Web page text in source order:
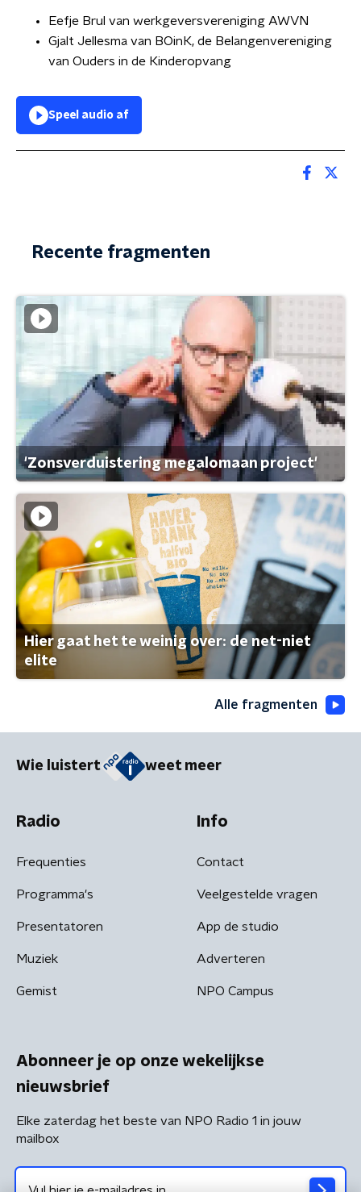
Eefje Brul van werkgeversvereniging AWVN
Gjalt Jellesma van BOinK, de Belangenvereniging
van Ouders in de Kinderopvang
Speel audio af
Recente fragmenten
'Zonsverduistering megalomaan project'
Hier gaat het te weinig over: de net-niet
elite
Alle fragmenten
Wie luistert weet meer
Radio
Frequenties
Programma's
Presentatoren
Muziek
Gemist
Info
Contact
Veelgestelde vragen
App de studio
Adverteren
NPO Campus
Abonneer je op onze wekelijkse
nieuwsbrief
Elke zaterdag het beste van NPO Radio 1 in jouw
mailbox